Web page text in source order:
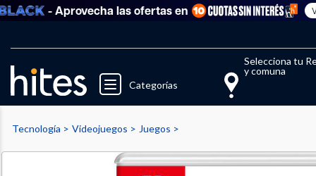
- Aprovecha las ofertas en Ver
Categorías
Selecciona tu
y comuna
Llegaste al límite de productos
Tecnología Videojuegos Juegos